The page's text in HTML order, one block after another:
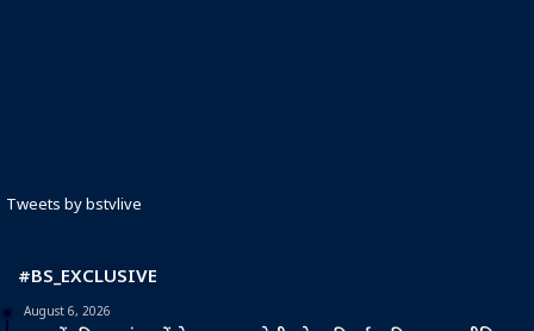
Tweets by bstvlive
#BS_EXCLUSIVE
August 6, 2026